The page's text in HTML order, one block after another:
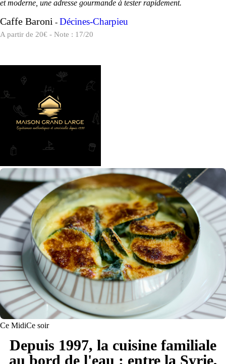
et moderne, une adresse gourmande à tester rapidement.
Caffe Baroni - Décines-Charpieu
A partir de 20€ - Note : 17/20
Ce MidiCe soir
Depuis 1997, la cuisine familiale
au bord de l'eau : entre la Syrie,